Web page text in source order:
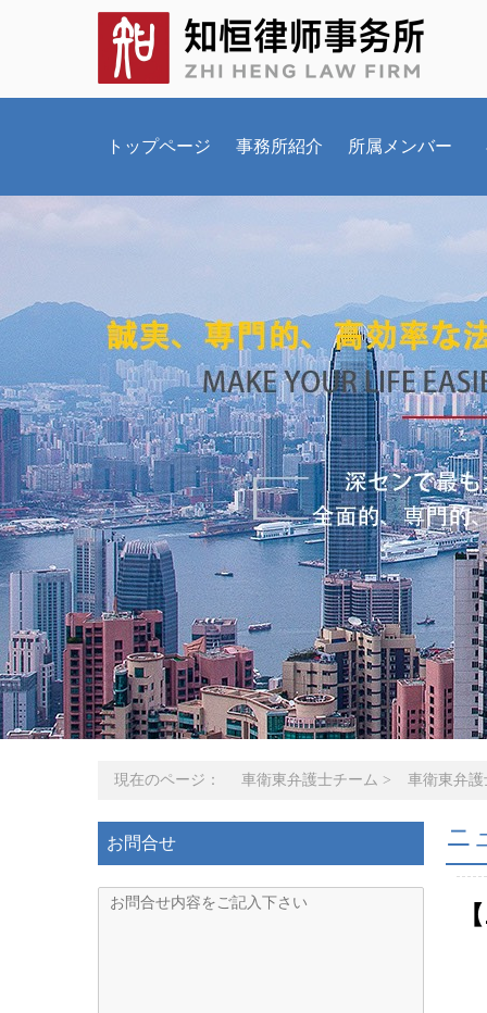
トップページ 事務所紹介 所属メンバー
現在のページ： 車衛東弁護士チーム > 車衛東弁
お問合せ ニ